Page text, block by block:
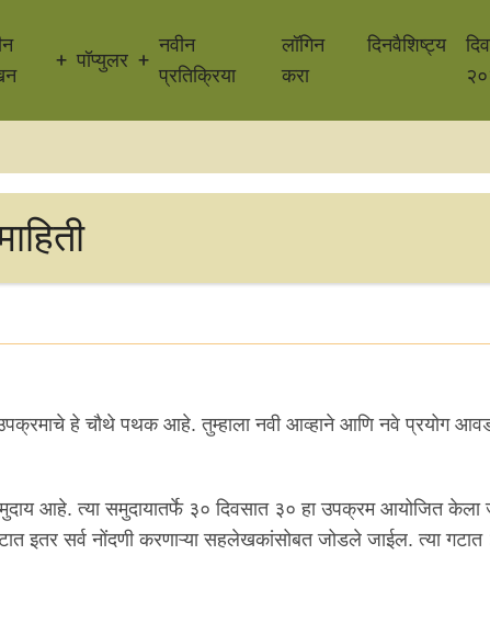
पॉप्युलर
नवीन
प्रतिक्रिया
लॉगिन
करा
दिनवैशिष्ट्य
उपक्रमाचे हे चौथे पथक आहे. तुम्हाला नवी आव्हाने आणि नवे प्रयोग
आहे. त्या समुदायातर्फे ३० दिवसात ३० हा उपक्रम आयोजित केला
इतर सर्व नोंदणी करणाऱ्या सहलेखकांसोबत जोडले जाईल. त्या गटात